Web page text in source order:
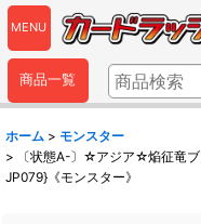
MENU
商品一覧
ホーム > モンスター
>
〔状態A-〕☆アジア☆焔征竜
JP079}《モンスター》